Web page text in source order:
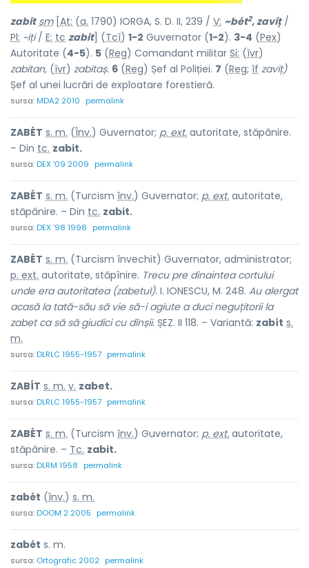
zabít sm[ At: (a. 1790) IORGA, S. D. II, 239 / V: ~bét2, zavíț/
Pl: ~iți/ E: tc zabit] (Tcî) 1-2 Guvernator (1-2). 3-4 (Pex)
Autoritate (4-5). 5 (Reg) Comandant militar Si: (îvr)
zabitan, (îvr) zabitaș. 6 (Reg) Șef al Poliției. 7 (Reg; îf zaviț)
Șef al unei lucrări de exploatare forestieră.
sursa:MDA2 2010 permalink
ZABÉT s. m. (Înv.) Guvernator; p. ext. autoritate, stăpânire.
– Din tc. zabit.
sursa:DEX '09 2009 permalink
ZABÉT s. m. (Turcism înv.) Guvernator; p. ext. autoritate,
stăpânire. – Din tc. zabit.
sursa:DEX '98 1998 permalink
ZABÉT s. m. (Turcism învechit) Guvernator, administrator;
p. ext. autoritate, stăpînire. Trecu pre dinaintea cortului
unde era autoritatea (zabetul). I. IONESCU, M. 248. Au alergat
acasă la tată-său să vie să-i agiute a duci neguțitorii la
zabet ca să să giudici cu dînșii. ȘEZ. II 118. – Variantă: zabít s.
m.
sursa:DLRLC 1955-1957 permalink
ZABÍT s. m. v. zabet.
sursa:DLRLC 1955-1957 permalink
ZABÉT s. m. (Turcism înv.) Guvernator; p. ext. autoritate,
stăpânire. – Tc. zabit.
sursa:DLRM 1958 permalink
zabét (înv.) s. m.
sursa:DOOM 2 2005 permalink
zabét s. m.
sursa: Ortografic 2002 permalink